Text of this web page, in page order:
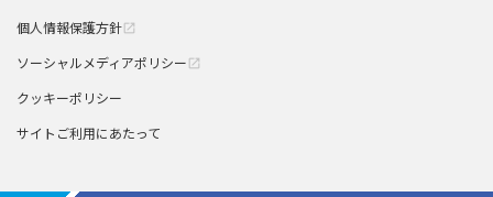
個人情報保護方針 open_in_new
ソーシャルメディアポリシー open_in_new
クッキーポリシー
サイトご利用にあたって